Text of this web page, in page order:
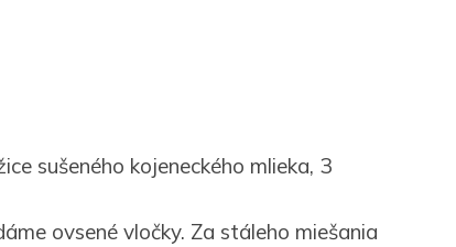
sušeného kojeneckého mlieka, 3
ovsené vločky. Za stáleho miešania